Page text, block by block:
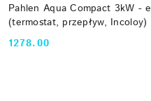
Pahlen Aqua Compact 3kW -
(termostat, przepływ, Incoloy)
Cena:
1278.00